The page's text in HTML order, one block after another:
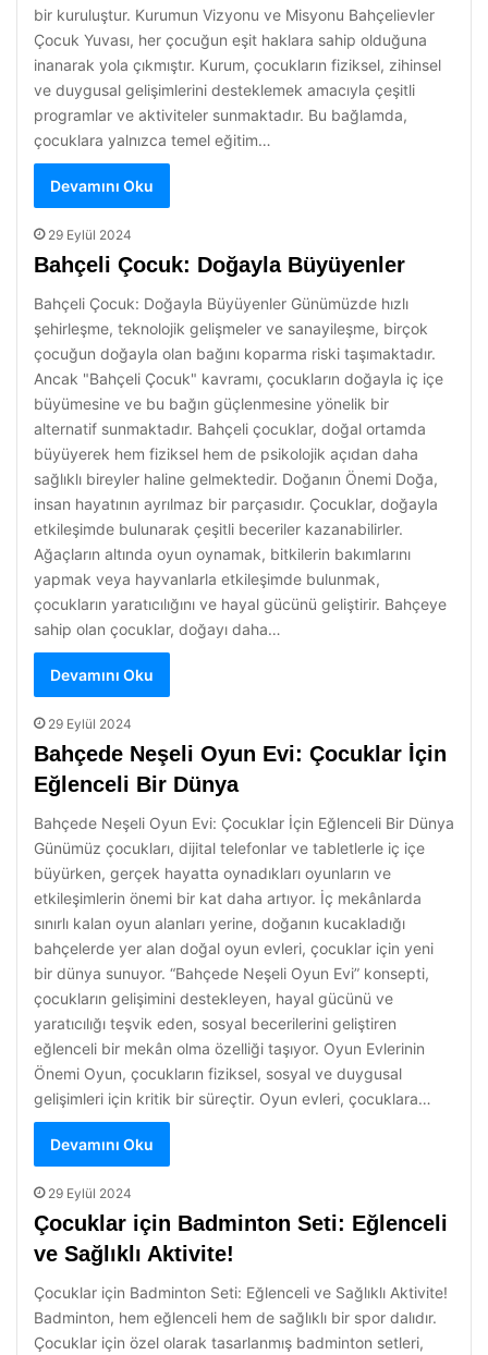
bir kuruluştur. Kurumun Vizyonu ve Misyonu Bahçelievler
Çocuk Yuvası, her çocuğun eşit haklara sahip olduğuna
inanarak yola çıkmıştır. Kurum, çocukların fiziksel, zihinsel
ve duygusal gelişimlerini desteklemek amacıyla çeşitli
programlar ve aktiviteler sunmaktadır. Bu bağlamda,
çocuklara yalnızca temel eğitim…
Devamını Oku
29 Eylül 2024
Bahçeli Çocuk: Doğayla Büyüyenler
Bahçeli Çocuk: Doğayla Büyüyenler Günümüzde hızlı
şehirleşme, teknolojik gelişmeler ve sanayileşme, birçok
çocuğun doğayla olan bağını koparma riski taşımaktadır.
Ancak "Bahçeli Çocuk" kavramı, çocukların doğayla iç içe
büyümesine ve bu bağın güçlenmesine yönelik bir
alternatif sunmaktadır. Bahçeli çocuklar, doğal ortamda
büyüyerek hem fiziksel hem de psikolojik açıdan daha
sağlıklı bireyler haline gelmektedir. Doğanın Önemi Doğa,
insan hayatının ayrılmaz bir parçasıdır. Çocuklar, doğayla
etkileşimde bulunarak çeşitli beceriler kazanabilirler.
Ağaçların altında oyun oynamak, bitkilerin bakımlarını
yapmak veya hayvanlarla etkileşimde bulunmak,
çocukların yaratıcılığını ve hayal gücünü geliştirir. Bahçeye
sahip olan çocuklar, doğayı daha…
Devamını Oku
29 Eylül 2024
Bahçede Neşeli Oyun Evi: Çocuklar İçin
Eğlenceli Bir Dünya
Bahçede Neşeli Oyun Evi: Çocuklar İçin Eğlenceli Bir Dünya
Günümüz çocukları, dijital telefonlar ve tabletlerle iç içe
büyürken, gerçek hayatta oynadıkları oyunların ve
etkileşimlerin önemi bir kat daha artıyor. İç mekânlarda
sınırlı kalan oyun alanları yerine, doğanın kucakladığı
bahçelerde yer alan doğal oyun evleri, çocuklar için yeni
bir dünya sunuyor. “Bahçede Neşeli Oyun Evi” konsepti,
çocukların gelişimini destekleyen, hayal gücünü ve
yaratıcılığı teşvik eden, sosyal becerilerini geliştiren
eğlenceli bir mekân olma özelliği taşıyor. Oyun Evlerinin
Önemi Oyun, çocukların fiziksel, sosyal ve duygusal
gelişimleri için kritik bir süreçtir. Oyun evleri, çocuklara…
Devamını Oku
29 Eylül 2024
Çocuklar için Badminton Seti: Eğlenceli
ve Sağlıklı Aktivite!
Çocuklar için Badminton Seti: Eğlenceli ve Sağlıklı Aktivite!
Badminton, hem eğlenceli hem de sağlıklı bir spor dalıdır.
Çocuklar için özel olarak tasarlanmış badminton setleri,